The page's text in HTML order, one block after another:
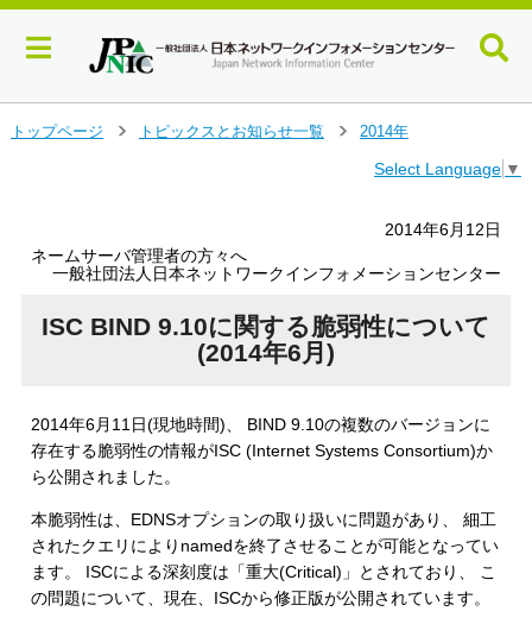
トップページ
トピックスとお知らせ一覧
2014年
Select Language ▼
2014年6月12日
ネームサーバ管理者の方々へ
一般社団法人日本ネットワークインフォメーションセンター
ISC BIND 9.10に関する脆弱性について
(2014年6月)
2014年6月11日(現地時間)、 BIND 9.10の複数のバージョンに
存在する脆弱性の情報がISC (Internet Systems Consortium)か
ら公開されました。
本脆弱性は、EDNSオプションの取り扱いに問題があり、 細工
されたクエリによりnamedを終了させることが可能となってい
ます。 ISCによる深刻度は「重大(Critical)」とされており、 こ
の問題について、現在、ISCから修正版が公開されています。